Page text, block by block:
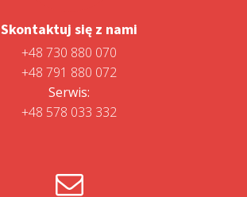
Skontaktuj się z nami
+48 730 880 070
+48 791 880 072
Serwis:
+48 578 033 332